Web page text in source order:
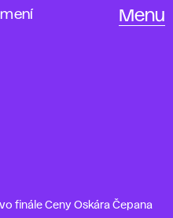
Menu
finále Ceny Oskára Čepana